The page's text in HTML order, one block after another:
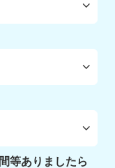
等ありましたら